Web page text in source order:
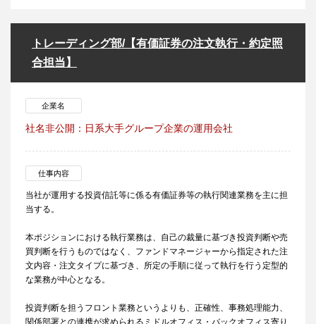
トレーディング部/【有価証券の注文執行・約定照
合担当】
企業名
社名非公開：日系大手グループ企業の運用会社
仕事内容
当社が運用する投資信託等に係る有価証券等の執行関連業務を主に担
当する。
本ポジションにおける執行業務は、自己の裁量に基づき投資判断や売
買判断を行うものではなく、ファンドマネージャーから指定された注
文内容・注文タイプに基づき、所定の手順に従って執行を行う定型的
な業務が中心となる。
投資判断を担うフロント業務というよりも、正確性、事務処理能力、
関係部署との連携が求められるミドルオフィス・バックオフィス寄り